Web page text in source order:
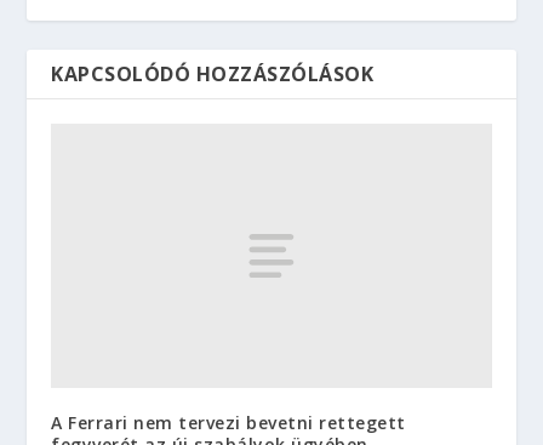
KAPCSOLÓDÓ HOZZÁSZÓLÁSOK
A Ferrari nem tervezi bevetni rettegett